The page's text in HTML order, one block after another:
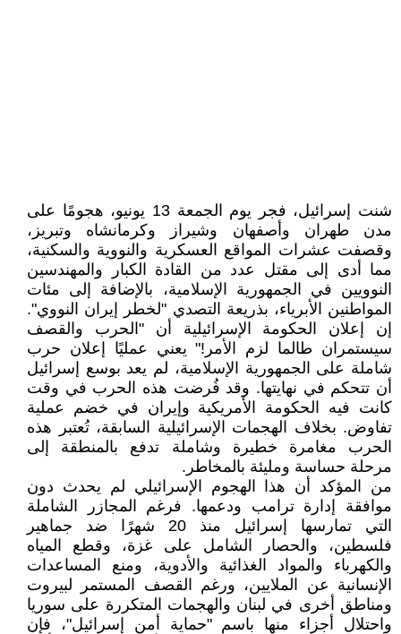
شنت إسرائيل، فجر يوم الجمعة 13 يونيو، هجومًا على
مدن طهران وأصفهان وشيراز وكرمانشاه وتبريز،
وقصفت عشرات المواقع العسكرية والنووية والسكنية،
مما أدى إلى مقتل عدد من القادة الكبار والمهندسين
النوويين في الجمهورية الإسلامية، بالإضافة إلى مئات
المواطنين الأبرياء، بذريعة التصدي "لخطر إيران النووي".
إن إعلان الحكومة الإسرائيلية أن "الحرب والقصف
سيستمران طالما لزم الأمر!" يعني عمليًا إعلان حرب
شاملة على الجمهورية الإسلامية، لم يعد بوسع إسرائيل
أن تتحكم في نهايتها. وقد فُرضت هذه الحرب في وقت
كانت فيه الحكومة الأمريكية وإيران في خضم عملية
تفاوض. بخلاف الهجمات الإسرائيلية السابقة، تُعتبر هذه
الحرب مغامرة خطيرة وشاملة تدفع بالمنطقة إلى
مرحلة حساسة ومليئة بالمخاطر.
من المؤكد أن هذا الهجوم الإسرائيلي لم يحدث دون
موافقة إدارة ترامب ودعمها. فرغم المجازر الشاملة
التي تمارسها إسرائيل منذ 20 شهرًا ضد جماهير
فلسطين، والحصار الشامل على غزة، وقطع المياه
والكهرباء والمواد الغذائية والأدوية، ومنع المساعدات
الإنسانية عن الملايين، ورغم القصف المستمر لبيروت
ومناطق أخرى في لبنان والهجمات المتكررة على سوريا
واحتلال أجزاء منها باسم "حماية أمن إسرائيل"، فإن